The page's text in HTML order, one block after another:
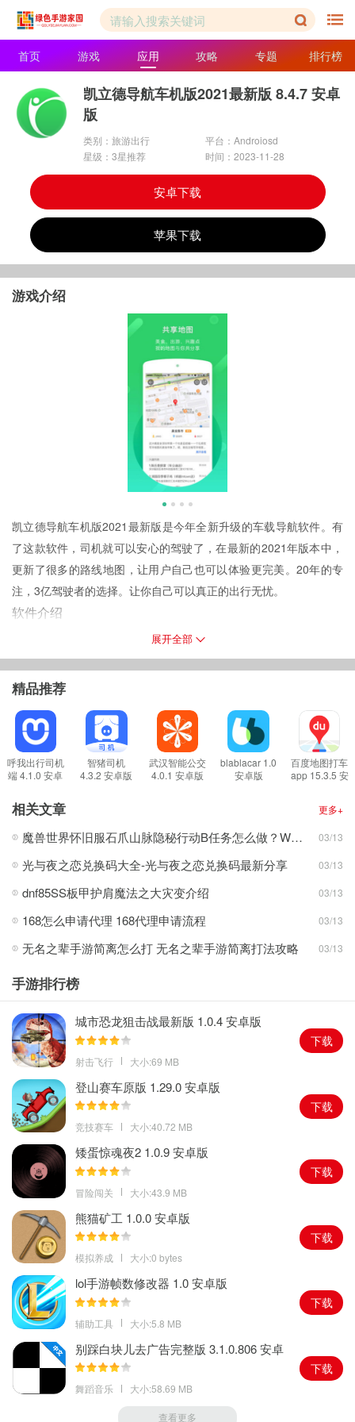
首页 游戏 应用 攻略 专题 排行榜
凯立德导航车机版2021最新版 8.4.7 安卓
版
类别：旅游出行
平台：Androiosd
星级：3星推荐
时间：2023-11-28
安卓下载
苹果下载
游戏介绍
凯立德导航车机版2021最新版是今年全新升级的车载导航软件。有
了这款软件，司机就可以安心的驾驶了，在最新的2021年版本中，
更新了很多的路线地图，让用户自己也可以体验更完美。20年的专
注，3亿驾驶者的选择。让你自己可以真正的出行无忧。
软件介绍
全国各城市离线地图下载，占用空间小，离线导航省95%流量。导
航规划线路精准，路况更新及时准确，导航更省心。可连接汽车升
车联网服务，出行更便捷。
凯立德导航车机版2021最新版特点
1.数据全面更新，让你自己的出行可以更安全，软件功能也更丰富。
2.全新的界面导航，软件的操作也更便捷，可以让你自己更省心。
3.地图数据发布也更准确，可以给你自己提供最好的地图定位导航。
4.美食，出游，兴趣点等等分布都十分的清楚，可以让你自己随时掌
凯立德导航车机版2021最新版特色
1.根据当前路况动态规划线路，实时躲避拥堵路段，一路畅行。
2.积分商城上线，使用导航功能得积分，可以兑换多种实物虚拟物
伴。
4.城市路况简化呈现，路况信息展示一目了然，可查看城市实时路况
简图（部分城市），可自定义订阅拥堵地点的路况。
展开全部
精品推荐
呼我出行司机
端 4.1.0 安卓
智猪司机
4.3.2 安卓版
武汉智能公交
4.0.1 安卓版
blablacar 1.0
安卓版
百度地图打车
app 15.3.5 安
相关文章 更多+
魔兽世界怀旧服石爪山脉隐秘行动B任务怎么做？WOW怀旧服风险投资公司函件在哪儿？ 03/13
光与夜之恋兑换码大全-光与夜之恋兑换码最新分享 03/13
dnf85SS板甲护肩魔法之大灾变介绍 03/13
168怎么申请代理 168代理申请流程 03/13
无名之辈手游简离怎么打 无名之辈手游简离打法攻略 03/13
手游排行榜
城市恐龙狙击战最新版 1.0.4 安卓版
射击飞行 大小:69 MB
下载
登山赛车原版 1.29.0 安卓版
竞技赛车 大小:40.72 MB
下载
矮蛋惊魂夜2 1.0.9 安卓版
冒险闯关 大小:43.9 MB
下载
熊猫矿工 1.0.0 安卓版
模拟养成 大小:0 bytes
下载
lol手游帧数修改器 1.0 安卓版
辅助工具 大小:5.8 MB
下载
别踩白块儿去广告完整版 3.1.0.806 安卓
版
舞蹈音乐 大小:58.69 MB
下载
查看更多